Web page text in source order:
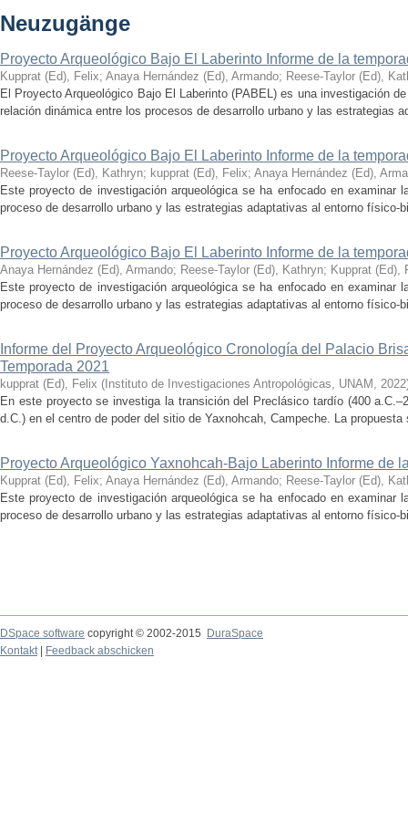
Neuzugänge
Proyecto Arqueológico Bajo El Laberinto Informe de la
Kupprat (Ed), Felix; Anaya Hernández (Ed), Armando; Reese-Taylor (Ed),
El Proyecto Arqueológico Bajo El Laberinto (PABEL) es una investigación
relación dinámica entre los procesos de desarrollo urbano y las estrategias
Proyecto Arqueológico Bajo El Laberinto Informe de la
Reese-Taylor (Ed), Kathryn; kupprat (Ed), Felix; Anaya Hernández (Ed),
Este proyecto de investigación arqueológica se ha enfocado en examinar
proceso de desarrollo urbano y las estrategias adaptativas al entorno físico-
Proyecto Arqueológico Bajo El Laberinto Informe de la
Anaya Hernández (Ed), Armando; Reese-Taylor (Ed), Kathryn; Kupprat (Ed),
Este proyecto de investigación arqueológica se ha enfocado en examinar
proceso de desarrollo urbano y las estrategias adaptativas al entorno físico-
Informe del Proyecto Arqueológico Cronología del Palacio
Temporada 2021
kupprat (Ed), Felix ( Instituto de Investigaciones Antropológicas, UNAM , 2022
En este proyecto se investiga la transición del Preclásico tardío (400
d.C.) en el centro de poder del sitio de Yaxnohcah, Campeche. La
Proyecto Arqueológico Yaxnohcah-Bajo Laberinto Informe de
Kupprat (Ed), Felix; Anaya Hernández (Ed), Armando; Reese-Taylor (Ed),
Este proyecto de investigación arqueológica se ha enfocado en examinar
proceso de desarrollo urbano y las estrategias adaptativas al entorno físico-
DSpace software copyright © 2002-2015
DuraSpace
Kontakt| Feedback abschicken